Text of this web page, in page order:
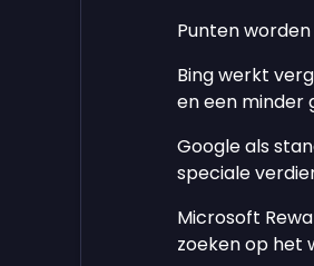
Punten
Bing werkt
en een minder
Google als
speciale
Microsoft
zoeken op het